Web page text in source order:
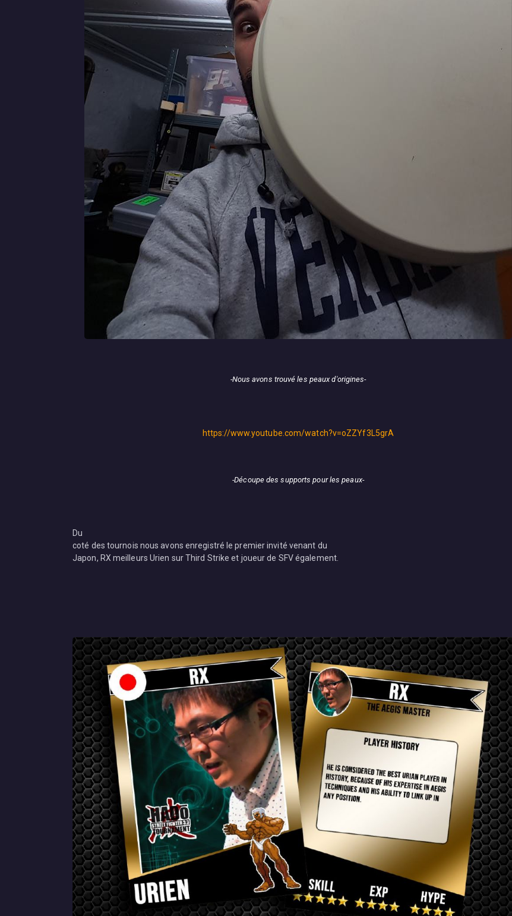
-Nous avons trouvé les peaux d'origines-
https://www.youtube.com/watch?v=oZZYf3L5grA
-Découpe des supports pour les peaux-
Du
coté des tournois nous avons enregistré le premier invité venant du
Japon, RX meilleurs Urien sur Third Strike et joueur de SFV également.